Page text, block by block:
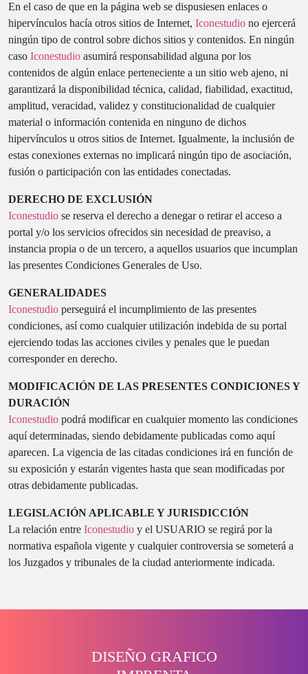
En el caso de que en la página web se dispusiesen enlaces o
hipervínculos hacía otros sitios de Internet, Iconestudio no ejercerá
ningún tipo de control sobre dichos sitios y contenidos. En ningún
caso Iconestudio asumirá responsabilidad alguna por los
contenidos de algún enlace perteneciente a un sitio web ajeno, ni
garantizará la disponibilidad técnica, calidad, fiabilidad, exactitud,
amplitud, veracidad, validez y constitucionalidad de cualquier
material o información contenida en ninguno de dichos
hipervínculos u otros sitios de Internet. Igualmente, la inclusión de
estas conexiones externas no implicará ningún tipo de asociación,
fusión o participación con las entidades conectadas.
DERECHO DE EXCLUSIÓN
Iconestudio se reserva el derecho a denegar o retirar el acceso a
portal y/o los servicios ofrecidos sin necesidad de preaviso, a
instancia propia o de un tercero, a aquellos usuarios que incumplan
las presentes Condiciones Generales de Uso.
GENERALIDADES
Iconestudio perseguirá el incumplimiento de las presentes
condiciones, así como cualquier utilización indebida de su portal
ejerciendo todas las acciones civiles y penales que le puedan
corresponder en derecho.
MODIFICACIÓN DE LAS PRESENTES CONDICIONES Y
DURACIÓN
Iconestudio podrá modificar en cualquier momento las condiciones
aquí determinadas, siendo debidamente publicadas como aquí
aparecen. La vigencia de las citadas condiciones irá en función de
su exposición y estarán vigentes hasta que sean modificadas por
otras debidamente publicadas.
LEGISLACIÓN APLICABLE Y JURISDICCIÓN
La relación entre Iconestudio y el USUARIO se regirá por la
normativa española vigente y cualquier controversia se someterá a
los Juzgados y tribunales de la ciudad anteriormente indicada.
DISEÑO GRAFICO